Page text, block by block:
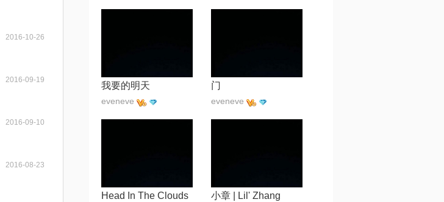
2016-10-26
2016-09-19
2016-09-10
2016-08-23
我要的明天
eveneve
门
eveneve
Head In The Clouds 小章 | Lil' Zhang